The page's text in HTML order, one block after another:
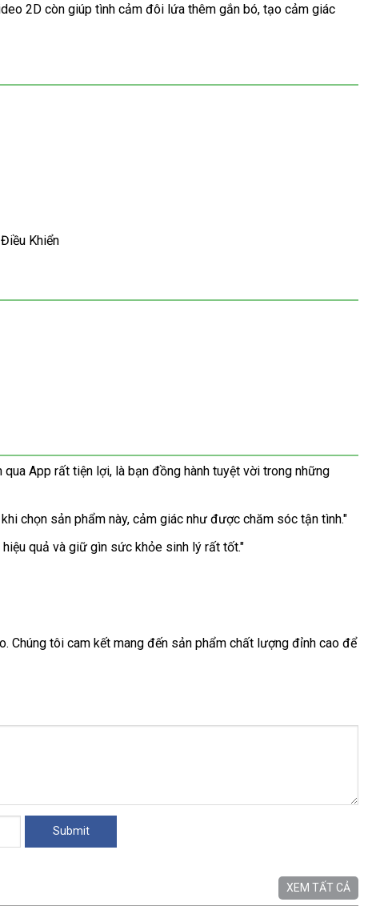
2D còn giúp tình cảm đôi lứa thêm gắn bó, tạo cảm giác
App rất tiện lợi, là bạn đồng hành tuyệt vời trong những
chọn sản phẩm này, cảm giác như được chăm sóc tận tình."
quả và giữ gìn sức khỏe sinh lý rất tốt."
Chúng tôi cam kết mang đến sản phẩm chất lượng đỉnh cao để
XEM TẤT CẢ